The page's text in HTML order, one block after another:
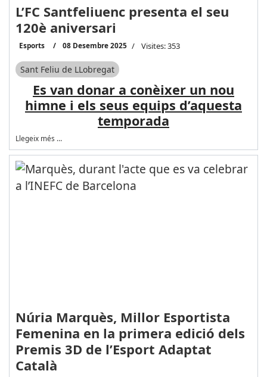
L’FC Santfeliuenc presenta el seu
120è aniversari
Esports 08 Desembre 2025 Visites: 353
Sant Feliu de LLobregat
Es van donar a conèixer un nou
himne i els seus equips d’aquesta
temporada
Llegeix més …
Núria Marquès, Millor Esportista
Femenina en la primera edició dels
Premis 3D de l’Esport Adaptat
Català